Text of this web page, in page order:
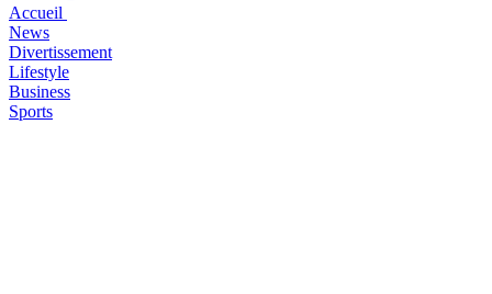
Accueil
News
Divertissement
Lifestyle
Business
Sports